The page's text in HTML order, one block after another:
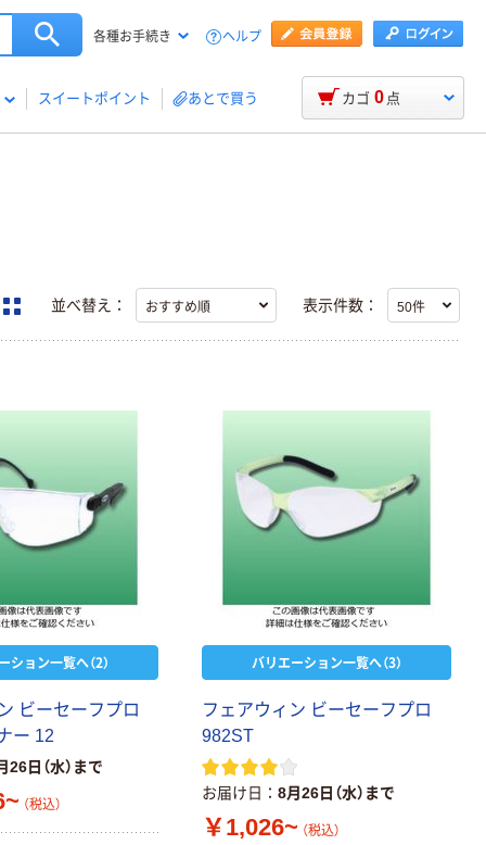
各種お手続き ヘルプ
スイートポイント あとで買う カゴ 0 点
並べ替え： 表示件数：
ション一覧へ（2）
ビーセーフプロ
ー 12
26日（水）まで
（税込）
バリエーション一覧へ（3）
フェアウィン ビーセーフプロ
982ST
お届け日 8月26日（水）まで
￥1,026~ （税込）